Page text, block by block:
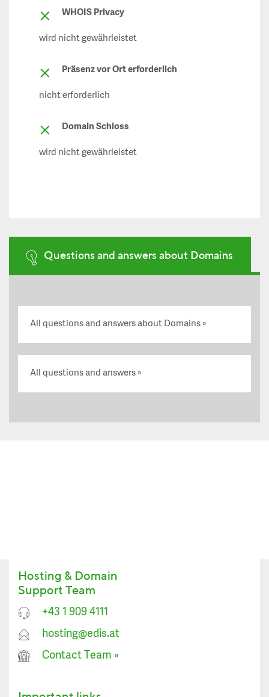
WHOIS Privacy
wird nicht gewährleistet
Präsenz vor Ort erforderlich
nicht erforderlich
Domain Schloss
wird nicht gewährleistet
Questions and answers about Domains
All questions and answers about Domains
All questions and answers
Hosting & Domain
Support Team
+43 1 909 4111
hosting@edis.at
Contact Team »